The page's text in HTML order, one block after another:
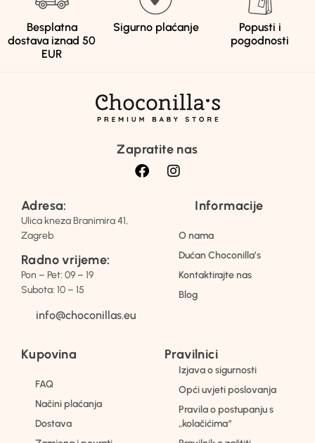
Besplatna
dostava iznad 50
EUR
Sigurno plaćanje
Popusti i
pogodnosti
Zapratite nas
Adresa:
Ulica kneza Branimira 41,
Zagreb
Radno vrijeme:
Pon – Pet: 09 – 19
Subota: 10 – 15
info@choconillas.eu
Informacije
O nama
Dućan Choconilla’s
Kontaktirajte nas
Blog
Kupovina
FAQ
Načini plaćanja
Dostava
Pravilnici
Izjava o sigurnosti
Opći uvjeti poslovanja
Pravila o postupanju s
„kolačićima“